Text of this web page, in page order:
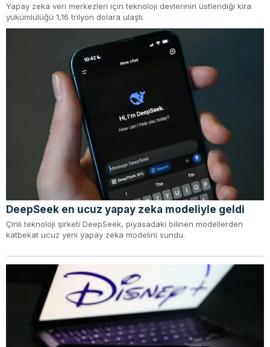
Yapay zeka veri merkezleri için teknoloji devlerinin üstlendiği kira
yükümlülüğü 1,16 trilyon dolara ulaştı.
DeepSeek en ucuz yapay zeka modeliyle geldi
Çinli teknoloji şirketi DeepSeek, piyasadaki bilinen modellerden
katbekat ucuz yeni yapay zeka modelini sundu.